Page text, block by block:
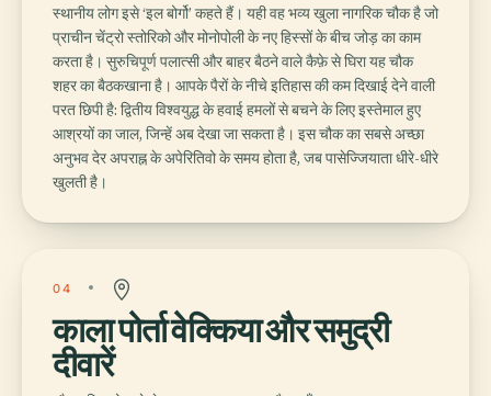
स्थानीय लोग इसे ‘इल बोर्गो’ कहते हैं। यही वह भव्य खुला नागरिक चौक है जो
प्राचीन चेंट्रो स्तोरिको और मोनोपोली के नए हिस्सों के बीच जोड़ का काम
करता है। सुरुचिपूर्ण पलात्सी और बाहर बैठने वाले कैफ़े से घिरा यह चौक
शहर का बैठकखाना है। आपके पैरों के नीचे इतिहास की कम दिखाई देने वाली
परत छिपी है: द्वितीय विश्वयुद्ध के हवाई हमलों से बचने के लिए इस्तेमाल हुए
आश्रयों का जाल, जिन्हें अब देखा जा सकता है। इस चौक का सबसे अच्छा
अनुभव देर अपराह्न के अपेरितिवो के समय होता है, जब पासेज्जियाता धीरे-धीरे
खुलती है।
04
काला पोर्ता वेक्किया और समुद्री
दीवारें